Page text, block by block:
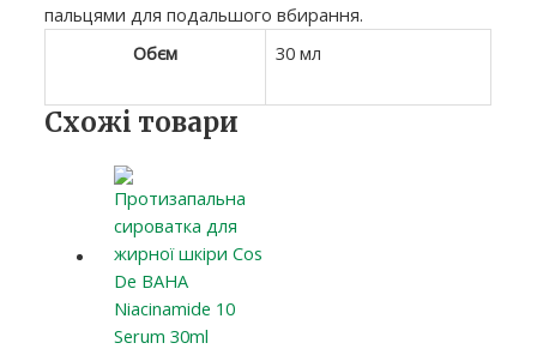
пальцями для подальшого вбирання.
Обєм
30 мл
Схожі товари